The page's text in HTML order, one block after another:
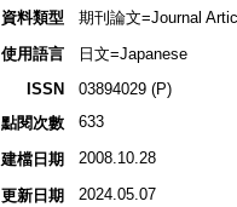
資料類型
期刊論文=Journal
使用語言
日文=Japanese
ISSN
03894029 (P)
點閱次數
633
建檔日期 2008.10.28
更新日期 2024.05.07